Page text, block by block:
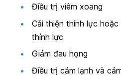
Điều trị viêm xoang
Cải thiện thính lực
thính lực
Giảm đau họng
Điều trị cảm lạnh và